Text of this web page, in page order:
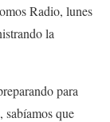
Radio, lunes
la
para
sabíamos que